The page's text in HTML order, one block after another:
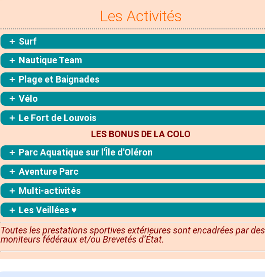
Les Activités
Surf
Nautique Team
Plage et Baignades
Vélo
Le Fort de Louvois
LES BONUS DE LA COLO
Parc Aquatique sur l'Île d'Oléron
Aventure Parc
Multi-activités
Les Veillées ♥
Toutes les prestations sportives extérieures sontencadréespar des
moniteurs fédéraux et/ou Brevetés d’État.